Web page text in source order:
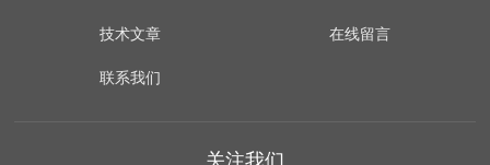
技术文章 在线留言
联系我们
关注我们